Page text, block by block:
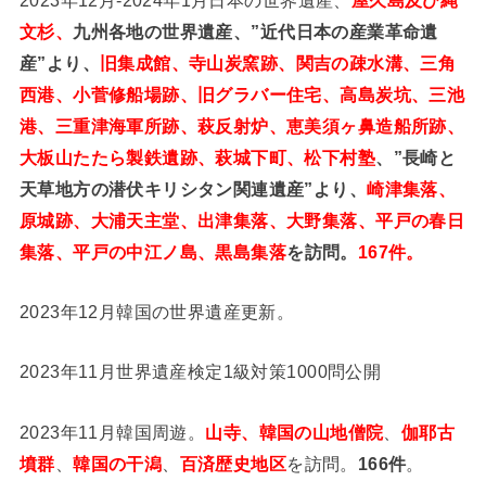
文杉、 九州各地の世界遺産、”近代日本の産業革命遺
産”より、
旧集成館、寺山炭窯跡、関吉の疎水溝、三角
西港、小菅修船場跡、旧グラバー住宅、高島炭坑、三池
港、三重津海軍所跡、萩反射炉、恵美須ヶ鼻造船所跡、
大板山たたら製鉄遺跡、萩城下町、松下村塾、”長崎と
天草地方の潜伏キリシタン関連遺産”より、崎津集落、
原城跡、大浦天主堂、出津集落、大野集落、平戸の春日
集落、平戸の中江ノ島、黒島集落を訪問。 167件。
2023年12月韓国の世界遺産更新。
2023年11月世界遺産検定1級対策1000問公開
2023年11月韓国周遊。 山寺、韓国の山地僧院、 伽耶古
墳群 、韓国の干潟 百済歴史地区を訪問。 166件。